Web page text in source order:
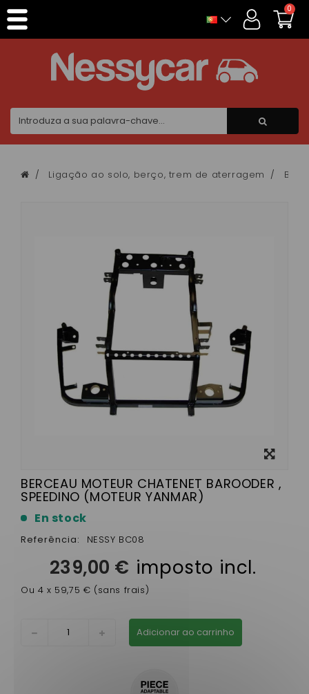
0
Ligação ao solo, berço, trem de aterragem
BERCEAU MOTEUR CHATENET BAROODER ,
SPEEDINO (MOTEUR YANMAR)
En stock
Referência: NESSY BC08
239,00 € imposto incl.
Ou 4 x 59,75 € (sans frais)
Adicionar ao carrinho
Painel de Gerenciamento de Cookies